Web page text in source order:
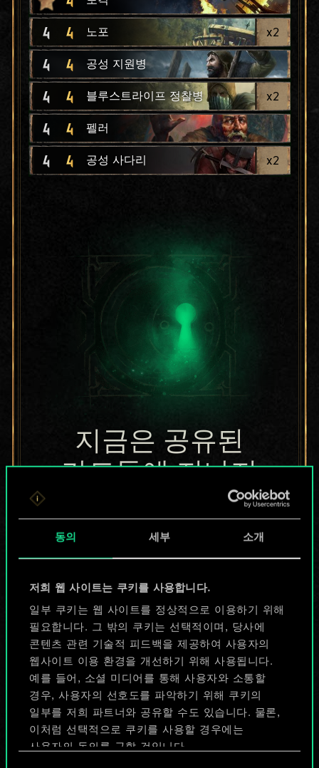
동의 세부 소개
저희 웹 사이트는 쿠키를 사용합니다.
일부 쿠키는 웹 사이트를 정상적으로 이용하기 위해
필요합니다. 그 밖의 쿠키는 선택적이며, 당사에
콘텐츠 관련 기술적 피드백을 제공하여 사용자의
웹사이트 이용 환경을 개선하기 위해 사용됩니다.
예를 들어, 소셜 미디어를 통해 사용자와 소통할
경우, 사용자의 선호도를 파악하기 위해 쿠키의
일부를 저희 파트너와 공유할 수도 있습니다. 물론,
이처럼 선택적으로 쿠키를 사용할 경우에는
사용자의 동의를 구할 것입니다.
4 4 노포 x2
4 4 공성 지원병
4 4 블루스트라이프 정찰병 x2
4 4 펠러
4 4 공성 사다리 x2
지금은 공유된
카드들에 지나지
무궁무진한
가능성을 가지고
있습니다!
덱 이름 짓기 & 가이드 작성하기
덱 편집
또는